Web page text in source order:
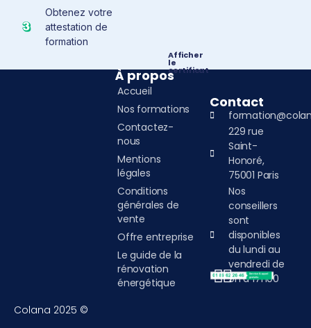
Obtenez votre
attestation de
formation
Afficher
le
certificat
À propos
Accueil
Nos formations
Contactez-
nous
Mentions
légales
Conditions
générales de
vente
Offre entreprise
Le guide de la
rénovation
énergétique
Contact
229 rue
Saint-
Honoré,
75001 Paris
Nos
conseillers
sont
disponibles
du lundi au
vendredi de
9h à 17h00
Colana 2025 ©